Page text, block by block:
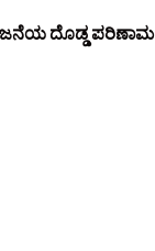
ದೊಡ್ಡ ಪರಿಣಾಮ